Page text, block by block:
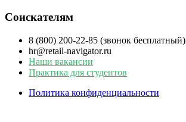
Соискателям
8 (800) 200-22-85 (звонок бесплатный)
hr@retail-navigator.ru
Наши вакансии
Практика для студентов
Политика конфиденциальности